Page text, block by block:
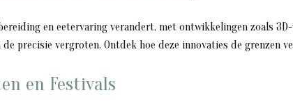
en eetervaring verandert, met ontwikkelingen zoals
precisie vergroten. Ontdek hoe deze innovaties de grenzen
en Festivals